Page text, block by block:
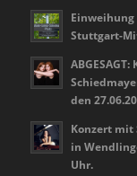
Einweihung
Stuttgart-
den
Konzert mit
in
Uhr.